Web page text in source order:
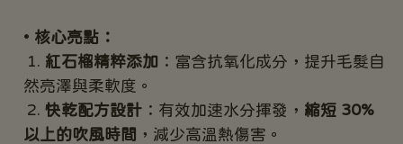
核心亮點：
紅石榴精粹添加 ：富含抗氧化成分，提升毛髮自
然亮澤與柔軟度。
快乾配方設計 ：有效加速水分揮發， 縮短 30%
以上的吹風時間 ，減少高溫熱傷害。